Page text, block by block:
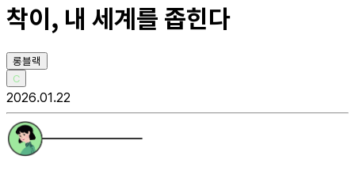
착이, 내 세계를 좁힌다
롱블랙
C
2026.01.22